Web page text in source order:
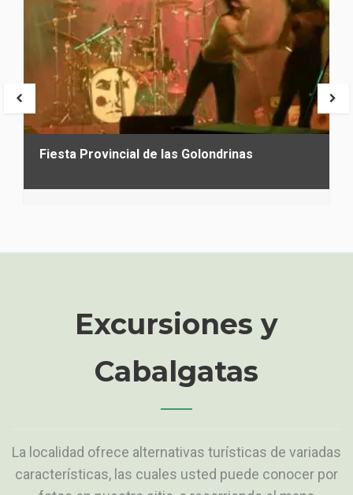
Fiesta Provincial de las Golondrinas
Excursiones y
Cabalgatas
La localidad ofrece alternativas turísticas de variadas
características, las cuales usted puede conocer por